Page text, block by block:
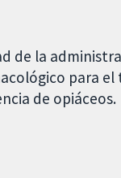
de la
para
de opiáceos.